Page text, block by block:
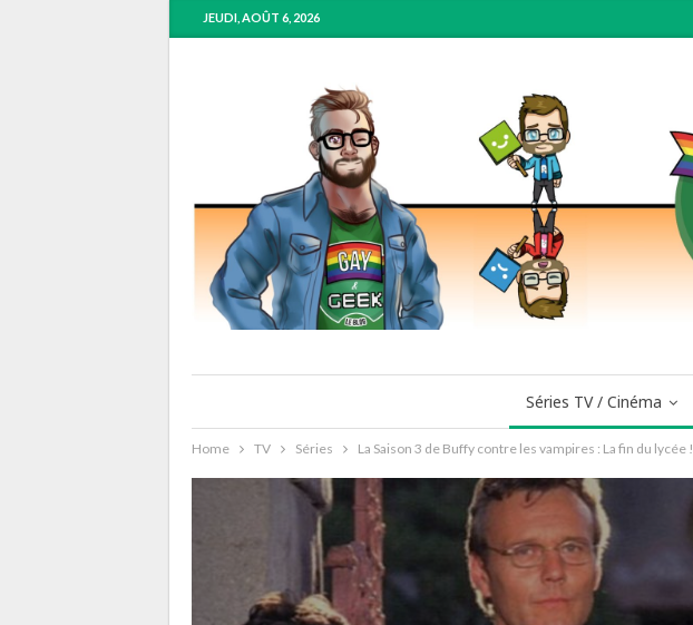
JEUDI, AOÛT 6, 2026
Séries TV / Cinéma
Home TV Séries La Saison 3 de Buffy contre les vampires : La fin du lycée !